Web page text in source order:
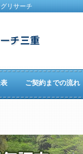
リサーチ
ご契約までの流れ